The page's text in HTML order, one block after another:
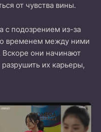
от чувства вины.
с подозрением из-за
временем между ними
Вскоре они начинают
их карьеры,